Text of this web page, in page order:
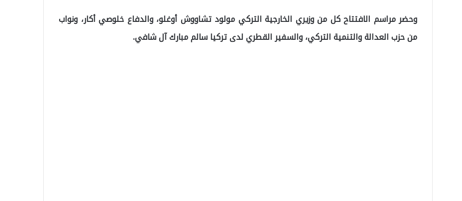
وحضر مراسم الافتتاح كل من وزيري الخارجية التركي مولود تشاووش أوغلو، والدفاع خلوصي أكار، ونواب
من حزب العدالة والتنمية التركي، والسفير القطري لدى تركيا سالم مبارك آل شافي.